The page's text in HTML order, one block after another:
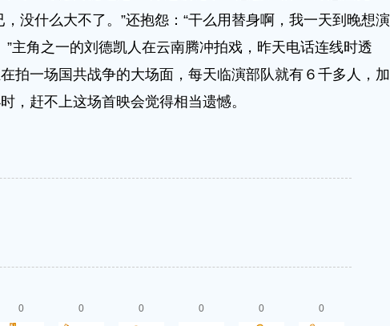
没什么大不了。”还抱怨：“干么用替身啊，我一天到晚想演
主角之一的刘德凯人在云南腾冲拍戏，昨天电话连线时透
拍一场国共战争的大场面，每天临演部队就有６千多人，加
，赶不上这场首映会觉得相当遗憾。
0 0 0 0 0 0